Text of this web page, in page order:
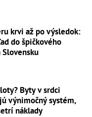
krvi až po výsledok:
do špičkového
Byty v srdci
výnimočný systém,
náklady